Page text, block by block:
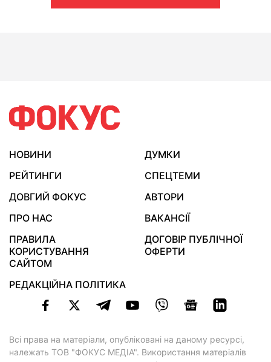
НОВИНИ
ДУМКИ
РЕЙТИНГИ
СПЕЦТЕМИ
ДОВГИЙ ФОКУС
АВТОРИ
ПРО НАС
ВАКАНСІЇ
ПРАВИЛА
КОРИСТУВАННЯ
САЙТОМ
ДОГОВІР ПУБЛІЧНОЇ
ОФЕРТИ
РЕДАКЦІЙНА ПОЛІТИКА
Всі права на матеріали, опубліковані на даному ресурсі,
належать ТОВ "ФОКУС МЕДІА". Використання матеріалів